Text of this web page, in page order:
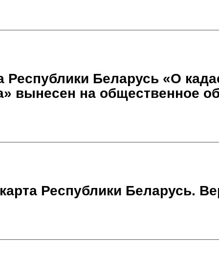
Республики Беларусь «О
вынесен на общественное
Республики Беларусь.